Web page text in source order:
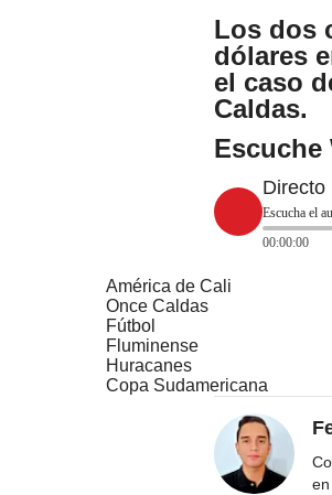
Los dos
dólares
el caso
Caldas.
Escuche
Directo
Escucha el
00:00:00
América de Cali
Once Caldas
Fútbol
Fluminense
Huracanes
Copa Sudamericana